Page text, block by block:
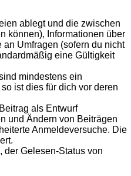
ablegt und die zwischen
können), Informationen über
Umfragen (sofern du nicht
eine Gültigkeit
mindestens ein
ist dies für dich vor deren
als Entwurf
und Ändern von Beiträgen
Anmeldeversuche. Die
Gelesen-Status von